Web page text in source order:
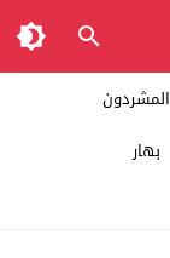
المشردون
بهار